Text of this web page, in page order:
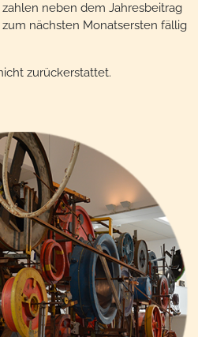
neben dem Jahresbeitrag
nächsten Monatsersten fällig
zurückerstattet.